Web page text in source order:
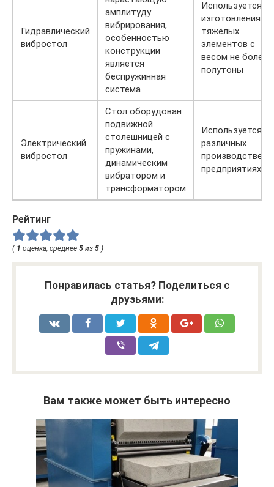
Гидравлический
вибростол
амплитуду
вибрирования,
особенностью
конструкции
является
беспружинная
система
Используется
изготовления
тяжёлых
элементов с
весом не более
полутоны
Электрический
вибростол
Стол оборудован
подвижной
столешницей с
пружинами,
динамическим
вибратором и
трансформатором
Используется на
различных
предприятиях
Рейтинг
( 1 оценка, среднее 5 из 5 )
Понравилась статья? Поделиться с
друзьями:
Вам также может быть интересно